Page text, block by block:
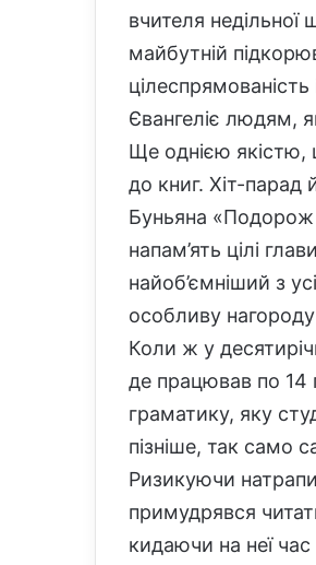
вчителя
майбутній
Євангеліє людям,
Ще однією якістю,
до книг. Хіт-парад
Буньяна «Подорож
напам’ять цілі
найоб’ємніший з
особливу
Коли ж у
де працював по 14
граматику, яку
пізніше, так само
Ризикуючи
примудрявся
кидаючи на неї